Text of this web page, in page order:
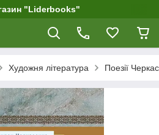
"Liderbooks"
Художня література Поезії